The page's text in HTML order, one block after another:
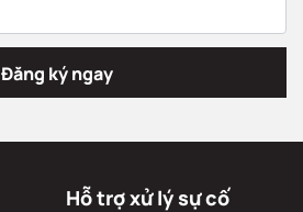
Đăng ký ngay
Hỗ trợ xử lý sự cố